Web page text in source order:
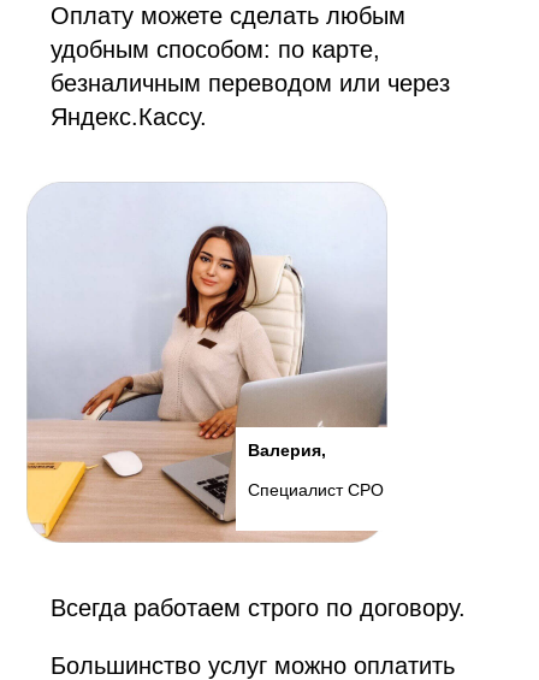
Оплату можете сделать любым
удобным способом: по карте,
безналичным переводом или через
Яндекс.Кассу.
Валерия,
Специалист СРО
Всегда работаем строго по договору.
Большинство услуг можно оплатить